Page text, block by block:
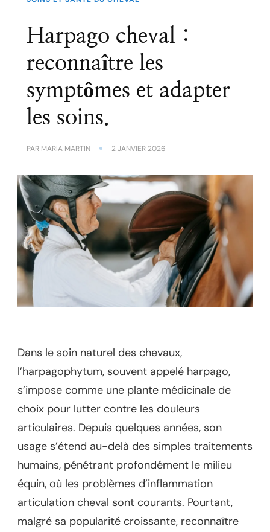
Harpago cheval :
reconnaître les
symptômes et adapter
les soins.
PAR MARIA MARTIN 2 JANVIER 2026
Dans le soin naturel des chevaux,
l’harpagophytum, souvent appelé harpago,
s’impose comme une plante médicinale de
choix pour lutter contre les douleurs
articulaires. Depuis quelques années, son
usage s’étend au-delà des simples traitements
humains, pénétrant profondément le milieu
équin, où les problèmes d’inflammation
articulation cheval sont courants. Pourtant,
malgré sa popularité croissante, reconnaître